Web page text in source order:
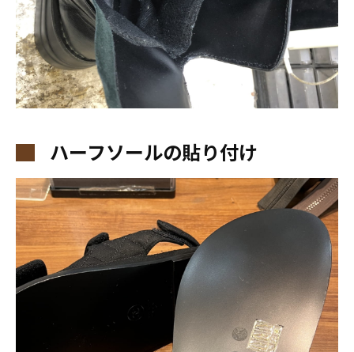
ハーフソールの貼り付け